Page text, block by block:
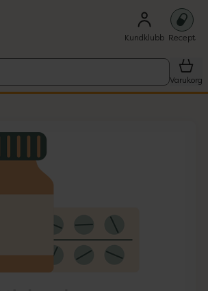
Kundklubb Recept
Varukorg
1 objekt.